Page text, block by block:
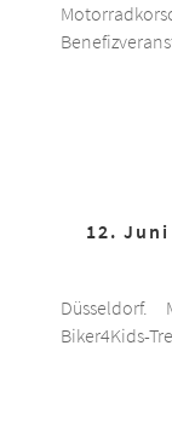
12.
Biker4Kids-